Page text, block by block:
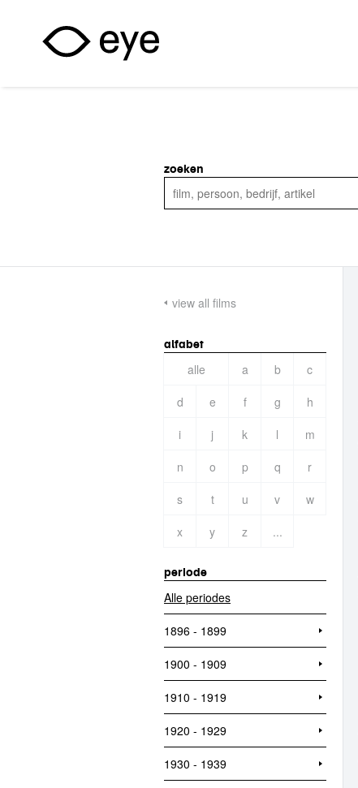
zoeken
view all films
alfabet
alle a b
c
d
e f g
h
i
j k l
m
n
o p q
r
s
t u v
w
x
y z ...
periode
Alle periodes
1896 - 1899
1900 - 1909
1910 - 1919
1920 - 1929
1930 - 1939